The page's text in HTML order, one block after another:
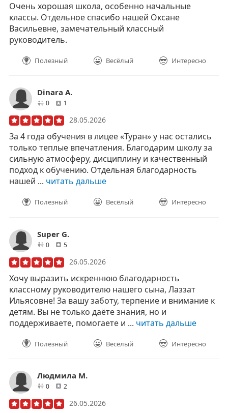
Очень хорошая школа, особенно начальные
классы. Отдельное спасибо нашей Оксане
Васильевне, замечательный классный
руководитель.
Полезный Весёлый Интересно
Dinara А.
0друзей1
28.05.2026
За 4 года обучения в лицее «Туран» у нас остались
только теплые впечатления. Благодарим школу за
сильную атмосферу, дисциплину и качественный
подход к обучению. Отдельная благодарность
нашей ... читать дальше
Полезный Весёлый Интересно
Super G.
0друзей
5отзывов
26.05.2026
Хочу выразить искреннюю благодарность
классному руководителю нашего сына, Лаззат
Ильясовне! За вашу заботу, терпение и внимание к
детям. Вы не только даёте знания, но и
поддерживаете, помогаете и ... читать дальше
Полезный Весёлый Интересно
Людмила М.
0друзей
2
26.05.2026